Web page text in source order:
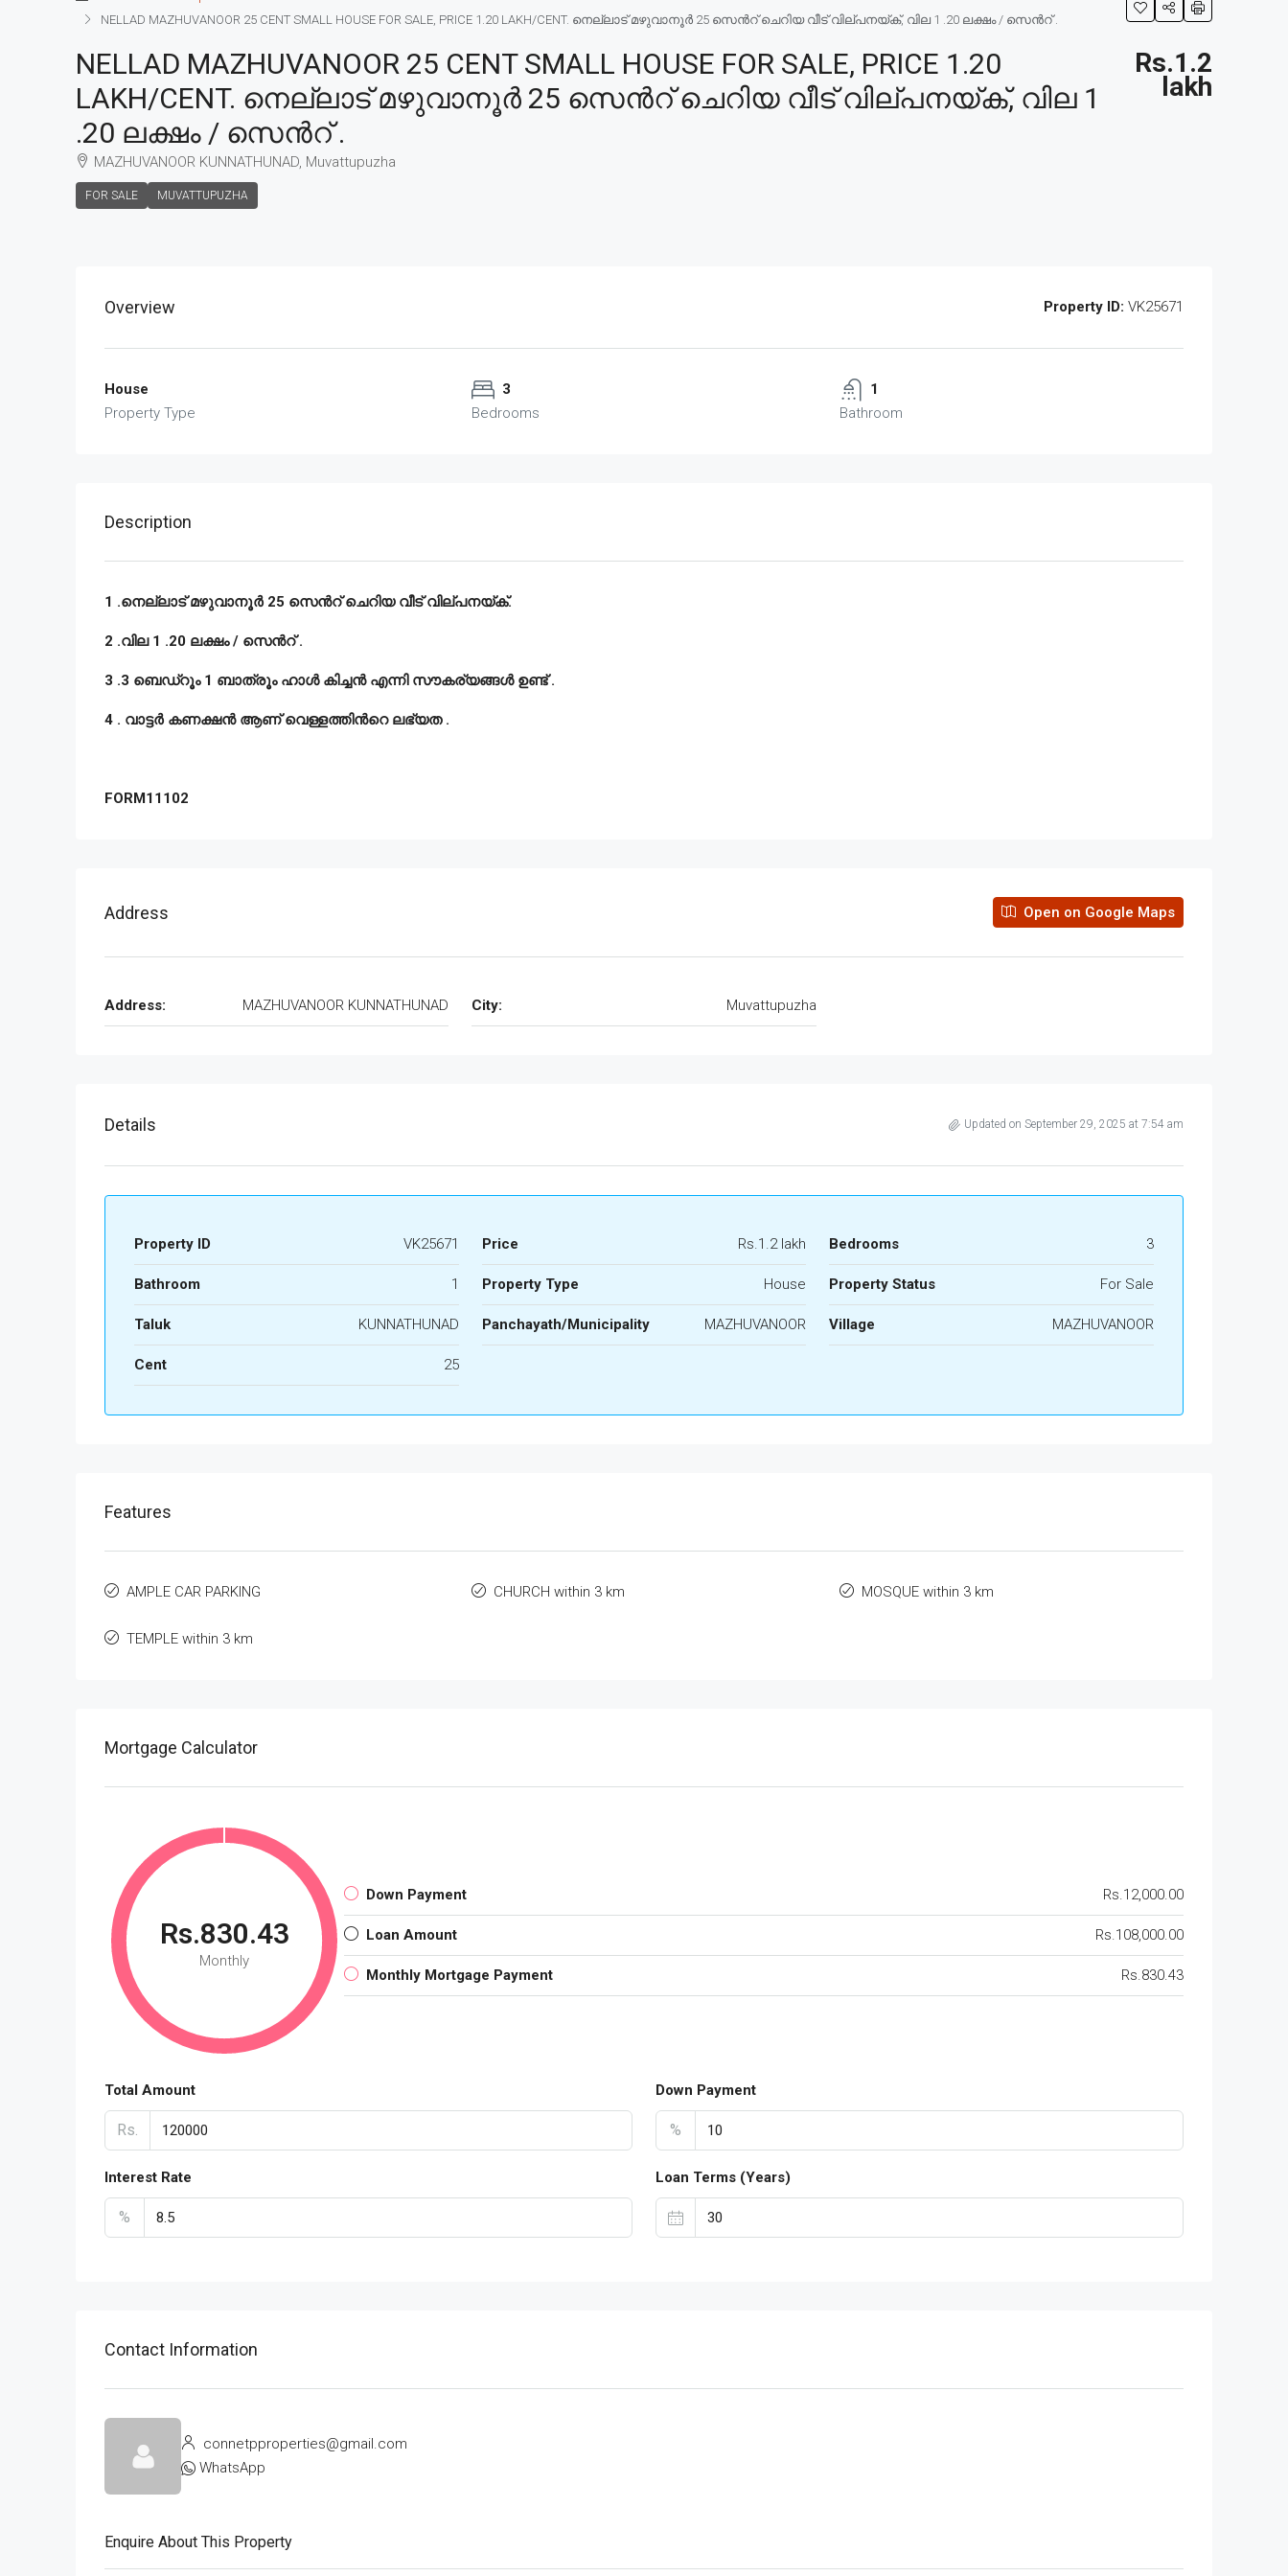
NELLAD MAZHUVANOOR 25 CENT SMALL HOUSE FOR SALE, PRICE 1.20 LAKH/CENT. നെല്ലാട് മഴുവാനൂർ 25 സെൻറ് ചെറിയ വീട് വില്പനയ്ക്, വില 1 .20 ലക്ഷം / സെൻറ് .
NELLAD MAZHUVANOOR 25 CENT SMALL HOUSE FOR SALE, PRICE 1.20
LAKH/CENT. നെല്ലാട് മഴുവാനൂർ 25 സെൻറ് ചെറിയ വീട് വില്പനയ്ക്, വില 1
.20 ലക്ഷം / സെൻറ് .
MAZHUVANOOR KUNNATHUNAD, Muvattupuzha
FOR SALE MUVATTUPUZHA
Rs.1.2
lakh
Overview Property ID: VK25671
House
Property Type
3
Bedrooms
1
Bathroom
Description
1 .നെല്ലാട് മഴുവാനൂർ 25 സെൻറ് ചെറിയ വീട് വില്പനയ്ക്.
2 .വില 1 .20 ലക്ഷം / സെൻറ് .
3 .3 ബെഡ്‌റൂം 1 ബാത്രൂം ഹാൾ കിച്ചൻ എന്നി സൗകര്യങ്ങൾ ഉണ്ട് .
4 . വാട്ടർ കണക്ഷൻ ആണ് വെള്ളത്തിൻറെ ലഭ്യത .
FORM11102
Address Open on Google Maps
Address: MAZHUVANOOR KUNNATHUNAD City: Muvattupuzha
Details Updated on September 29, 2025 at 7:54 am
Property ID VK25671 Price Rs.1.2 lakh Bedrooms 3
Bathroom 1 Property Type House Property Status For Sale
Taluk KUNNATHUNAD Panchayath/Municipality MAZHUVANOOR Village MAZHUVANOOR
Cent 25
Features
AMPLE CAR PARKING CHURCH within 3 km MOSQUE within 3 km
TEMPLE within 3 km
Mortgage Calculator
Rs.830.43
Monthly
Down Payment Rs.12,000.00
Loan Amount Rs.108,000.00
Monthly Mortgage Payment Rs.830.43
Total Amount
Rs.
Down Payment
%
Interest Rate
%
Loan Terms (Years)
Contact Information
connetpproperties@gmail.com
WhatsApp
Enquire About This Property